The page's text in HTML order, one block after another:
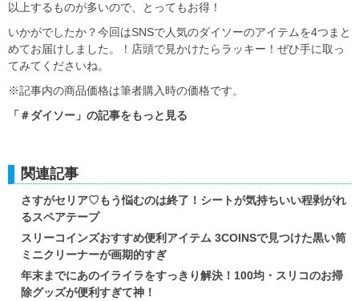
以上するものが多いので、とってもお得！
いかがでしたか？今回はSNSで人気のダイソーのアイテムを4つまと
めてお届けしました。！店頭で見かけたらラッキー！ぜひ手に取っ
てみてくださいね。
※記事内の商品価格は筆者購入時の価格です。
「＃ダイソー」の記事をもっと見る
関連記事
さすがセリア♡もう悩むのは終了！シートが気持ちいい程剥がれ
るスペアテープ
スリーコインズおすすめ便利アイテム 3COINSで見つけた黒い筒
ミニクリーナーが画期的すぎ
年末までにあのイライラをすっきり解決！100均・スリコのお掃
除グッズが便利すぎて神！